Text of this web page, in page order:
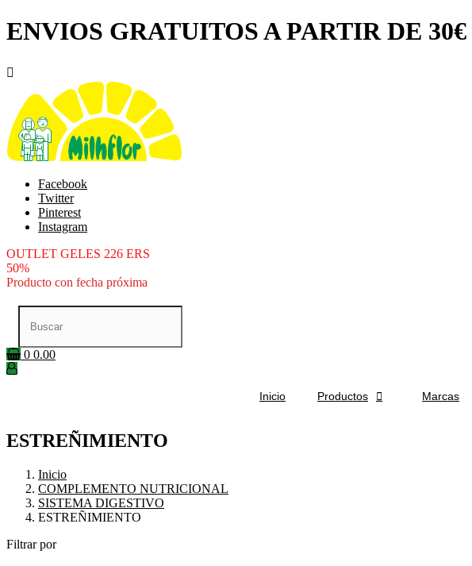
ENVIOS GRATUITOS A PARTIR DE 30€

Facebook
Twitter
Pinterest
Instagram
OUTLET GELES 226 ERS
50%
Producto con fecha próxima
0 0.00
Inicio Productos  Marcas
ESTREÑIMIENTO
Inicio
COMPLEMENTO NUTRICIONAL
SISTEMA DIGESTIVO
ESTREÑIMIENTO
Filtrar por